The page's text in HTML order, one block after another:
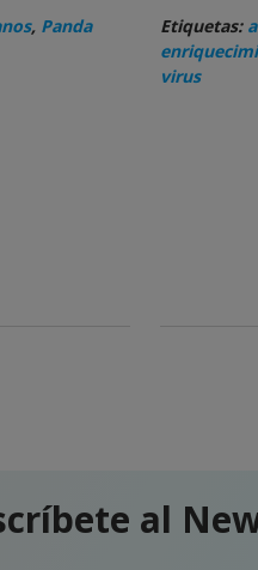
, Panda
Etiquetas:
virus
al